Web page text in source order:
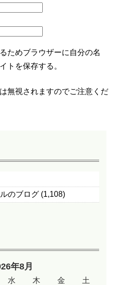
ためブラウザーに自分の名
トを保存する。
無視されますのでご注意くだ
のブログ (1,108)
年8月
水 木 金
土